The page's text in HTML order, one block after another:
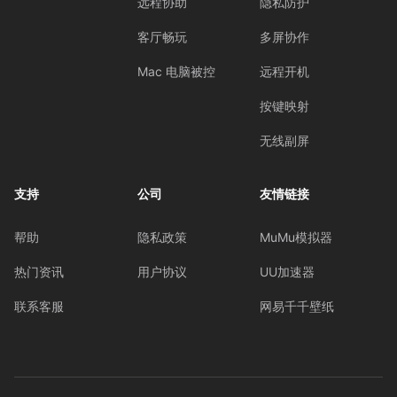
客厅畅玩
Mac 电脑被控
多屏协作
远程开机
按键映射
无线副屏
支持
帮助
热门资讯
联系客服
公司
隐私政策
用户协议
友情链接
MuMu模拟器
UU加速器
网易千千壁纸